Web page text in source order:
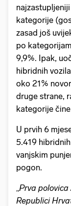
kategorije
zasad još
po
9,9%. Ipak,
hibridnih
oko 21%
druge strane,
kategorije
U prvih 6
5.419
vanjskim
pogon.
„Prva polovica
Republici